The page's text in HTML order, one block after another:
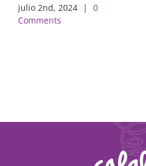
julio 2nd, 2024 |
0
Comments